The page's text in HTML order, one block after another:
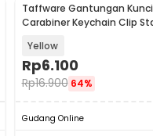
Taffware Gantungan Kunci
Carabiner Keychain Clip
Yellow
Rp6.100
Rp16.900 64%
Gudang Online